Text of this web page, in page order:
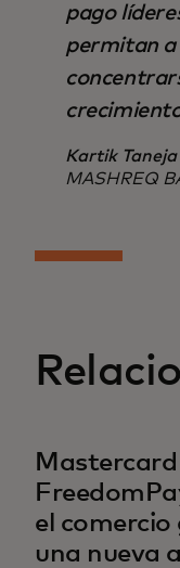
pago
permitan
Kartik Taneja
MASHREQ
el comercio
una nueva